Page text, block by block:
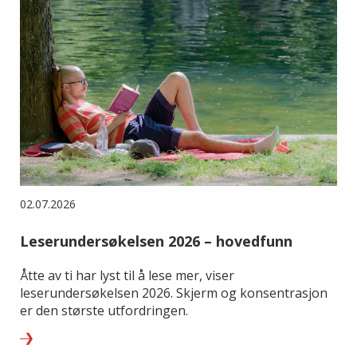
02.07.2026
Leserundersøkelsen 2026 – hovedfunn
Åtte av ti har lyst til å lese mer, viser
leserundersøkelsen 2026. Skjerm og konsentrasjon
er den største utfordringen.